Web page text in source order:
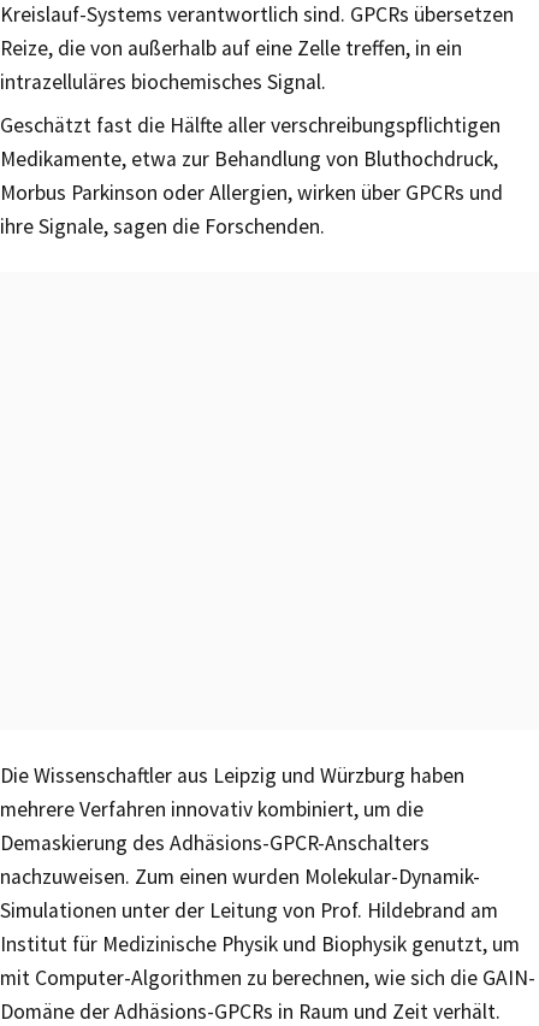
Kreislauf-Systems verantwortlich sind. GPCRs übersetzen
Reize, die von außerhalb auf eine Zelle treffen, in ein
intrazelluläres biochemisches Signal.
Geschätzt fast die Hälfte aller verschreibungspflichtigen
Medikamente, etwa zur Behandlung von Bluthochdruck,
Morbus Parkinson oder Allergien, wirken über GPCRs und
ihre Signale, sagen die Forschenden.
Die Wissenschaftler aus Leipzig und Würzburg haben
mehrere Verfahren innovativ kombiniert, um die
Demaskierung des Adhäsions-GPCR-Anschalters
nachzuweisen. Zum einen wurden Molekular-Dynamik-
Simulationen unter der Leitung von Prof. Hildebrand am
Institut für Medizinische Physik und Biophysik genutzt, um
mit Computer-Algorithmen zu berechnen, wie sich die GAIN-
Domäne der Adhäsions-GPCRs in Raum und Zeit verhält.